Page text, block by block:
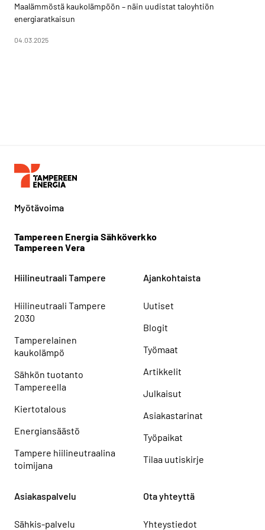
Maalämmöstä kaukolämpöön – näin uudistat taloyhtiön
energiaratkaisun
04.03.2025
Myötävoima
Tampereen Energia Sähköverkko
Tampereen Vera
Hiilineutraali Tampere
Hiilineutraali Tampere
2030
Tamperelainen
kaukolämpö
Sähkön tuotanto
Tampereella
Kiertotalous
Energiansäästö
Tampere hiilineutraalina
toimijana
Ajankohtaista
Uutiset
Blogit
Työmaat
Artikkelit
Julkaisut
Asiakastarinat
Työpaikat
Tilaa uutiskirje
Asiakaspalvelu
Sähkis-palvelu
Ota yhteyttä
Yhteystiedot